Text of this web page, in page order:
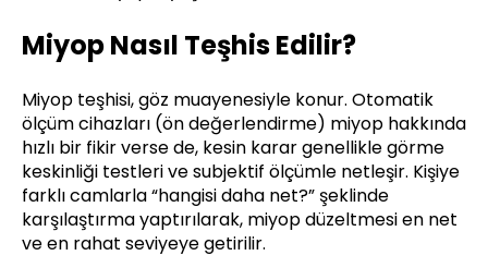
Miyop Nasıl Teşhis Edilir?
Miyop teşhisi, göz muayenesiyle konur. Otomatik
ölçüm cihazları (ön değerlendirme) miyop hakkında
hızlı bir fikir verse de, kesin karar genellikle görme
keskinliği testleri ve subjektif ölçümle netleşir. Kişiye
farklı camlarla “hangisi daha net?” şeklinde
karşılaştırma yaptırılarak, miyop düzeltmesi en net
ve en rahat seviyeye getirilir.